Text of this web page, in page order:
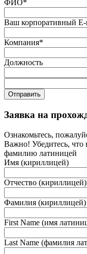
ФИО*
Ваш корпоративный
Компания*
Должность
Отправить
Заявка на
Ознакомьтесь,
Важно! Убедитесь,
фамилию латиницей
Имя (кириллицей)
Отчество (кириллицей)
Фамилия (кириллицей)
First Name (имя
Last Name (фамилия